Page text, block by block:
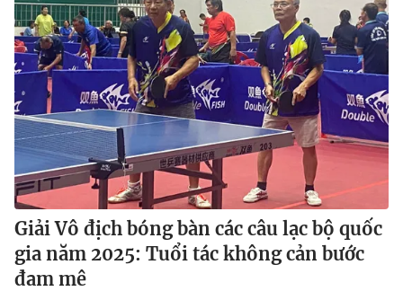
Giải Vô địch bóng bàn các câu lạc bộ quốc
gia năm 2025: Tuổi tác không cản bước
đam mê